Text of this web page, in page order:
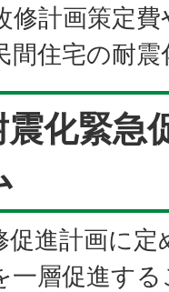
修計画策定
間住宅の耐
化緊急
促進計画に
一層促進す